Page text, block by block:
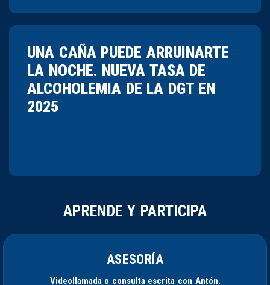
UNA CAÑA PUEDE ARRUINARTE
LA NOCHE. NUEVA TASA DE
ALCOHOLEMIA DE LA DGT EN
2025
APRENDE Y PARTICIPA
ASESORÍA
Videollamada o consulta escrita con Antón.